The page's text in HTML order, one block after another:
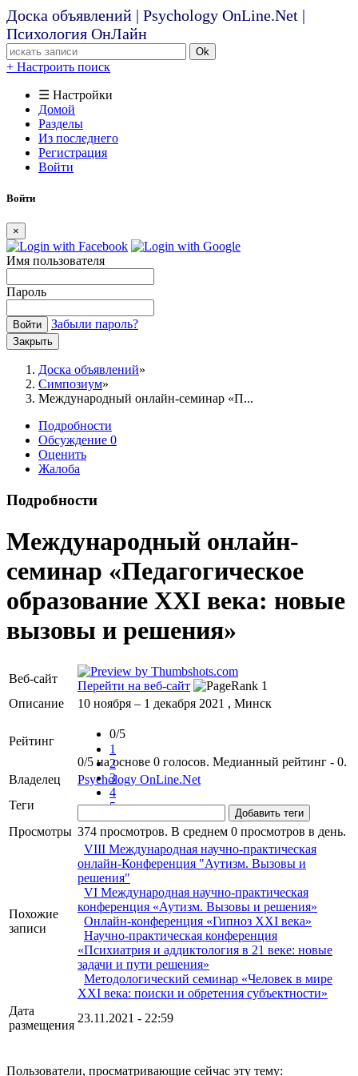
Доска объявлений | Psychology OnLine.Net |
Психология ОнЛайн
Ok
+ Настроить поиск
☰ Настройки
Домой
Разделы
Из последнего
Регистрация
Войти
Войти
×
Имя пользователя
Пароль
Войти Забыли пароль?
Закрыть
Доска объявлений
Симпозиум
Международный онлайн-семинар «П...
Подробности
Обсуждение 0
Оценить
Жалоба
Подробности
Международный онлайн-
семинар «Педагогическое
образование XXI века: новые
вызовы и решения»
Веб-сайт
Перейти на веб-сайт
Описание
10 ноября – 1 декабря 2021 , Минск
Рейтинг
0/5
1
2
3
4
5
0/5 на основе 0 голосов. Медианный рейтинг - 0.
Владелец
Psychology OnLine.Net
Теги
Добавить теги
Просмотры 374 просмотров. В среднем 0 просмотров в день.
Похожие
записи
VIII Международная научно-практическая
онлайн-Конференция "Аутизм. Вызовы и
решения"
VI Международная научно-практическая
конференция «Аутизм. Вызовы и решения»
Онлайн-конференция «Гипноз XXI века»
Научно-практическая конференция
«Психиатрия и аддиктология в 21 веке: новые
задачи и пути решения»
Методологический семинар «Человек в мире
XXI века: поиски и обретения субъектности»
Дата
размещения
23.11.2021 - 22:59
Пользователи, просматривающие сейчас эту тему: